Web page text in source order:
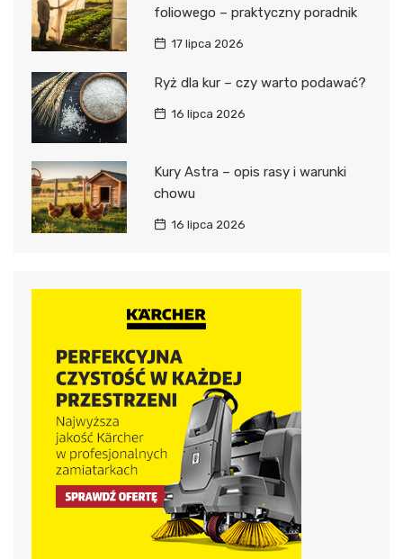
foliowego – praktyczny poradnik
17 lipca 2026
Ryż dla kur – czy warto podawać?
16 lipca 2026
Kury Astra – opis rasy i warunki
chowu
16 lipca 2026